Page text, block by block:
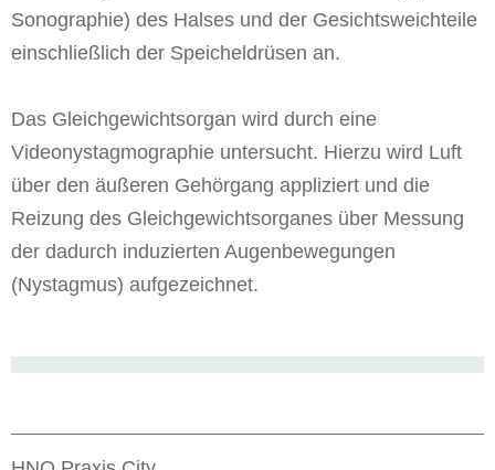
Sonographie) des Halses und der Gesichtsweichteile
einschließlich der Speicheldrüsen an.
Das Gleichgewichtsorgan wird durch eine
Videonystagmographie untersucht. Hierzu wird Luft
über den äußeren Gehörgang appliziert und die
Reizung des Gleichgewichtsorganes über Messung
der da­durch induzierten Augenbewegungen
(Nystagmus) aufgezeichnet.